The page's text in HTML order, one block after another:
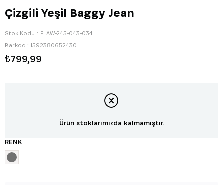
Çizgili Yeşil Baggy Jean
Stok Kodu
FLAW-245-043-034
Barkod : 1592380652430
₺799,99
Ürün stoklarımızda kalmamıştır.
RENK